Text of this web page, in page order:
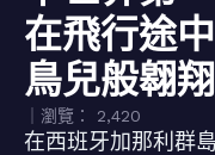
在飛行途
鳥兒般翱
｜瀏覽： 2,420
在西班牙加那利群